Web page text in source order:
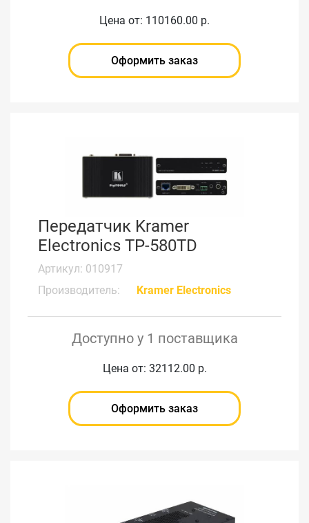
Цена от: 110160.00 р.
Оформить заказ
Передатчик Kramer
Electronics TP-580TD
Артикул: 010917
Производитель:
Kramer Electronics
Доступно у 1 поставщика
Цена от: 32112.00 р.
Оформить заказ